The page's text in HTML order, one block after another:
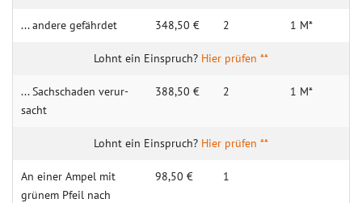
... andere gefährdet 348,50 € 2 1 M*
Hier prüfen **
... Sach­schaden verur­
sacht
388,50 € 2 1 M*
Hier prüfen **
An einer Ampel mit
grünem Pfeil nach
98,50 € 1